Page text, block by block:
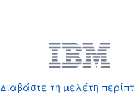
Διαβάστε τη μελέτη